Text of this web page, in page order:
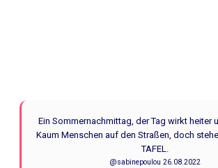
Ein Sommernachmittag, der Tag wirkt heiter
Kaum Menschen auf den Straßen, doch
TAFEL.
@sabinepoulou 26.08.2022